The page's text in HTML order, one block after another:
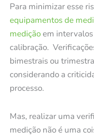
Para minimizar esse
equipamentos de
medição em
calibração.
bimestrais ou
considerando a
processo.
Mas, realizar uma
medição não é uma